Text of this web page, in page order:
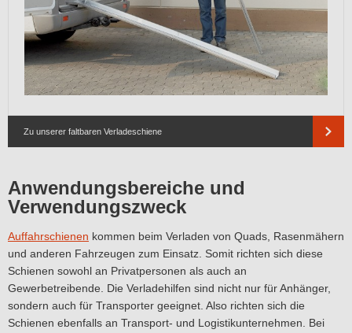
Zu unserer faltbaren Verladeschiene
Anwendungsbereiche und
Verwendungszweck
Auffahrschienen kommen beim Verladen von Quads, Rasenmähern
und anderen Fahrzeugen zum Einsatz. Somit richten sich diese
Schienen sowohl an Privatpersonen als auch an
Gewerbetreibende. Die Verladehilfen sind nicht nur für Anhänger,
sondern auch für Transporter geeignet. Also richten sich die
Schienen ebenfalls an Transport- und Logistikunternehmen. Bei